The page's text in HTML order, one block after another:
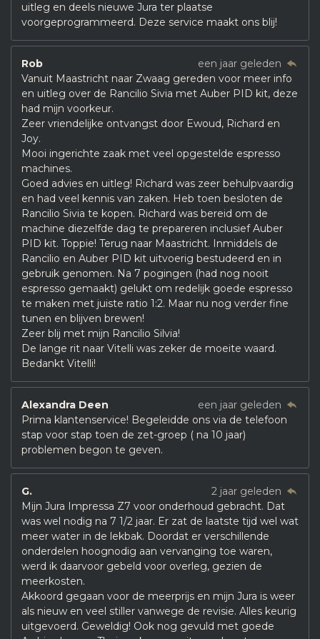
uitleg en deels nieuwe Jura ter plaatse
voorgeprogrammeerd. Deze service maakt ons blij!
Rob
een jaar geleden
Vanuit Maastricht naar Zwaag gereden voor meer info
en uitleg over de Rancilio Sivia met Auber PID kit, deze
had mijn voorkeur.
Zeer vriendelijke ontvangst door Ewoud, Richard en
Joy.
Mooi ingerichte zaak met veel opgestelde espresso
machines.
Goed advies en uitleg! Richard was zeer behulpvaardig
en had veel kennis van zaken. Heb toen besloten de
Rancilio Sivia te kopen. Richard was bereid om de
machine diezelfde dag te prepareren inclusief Auber
PID kit. Toppie! Terug naar Maastricht. Inmiddels de
Rancilio en Auber PID kit uitvoerig bestudeerd en in
gebruik genomen. Na 7 pogingen (had nog nooit
espresso gemaakt) gelukt om redelijk goede espresso
te maken met juiste ratio 1:2. Maar nu nog verder fine
tunen en blijven brewen!
Zeer blij met mijn Rancilio Silvia!
De lange rit naar Vitelli was zeker de moeite waard.
Bedankt Vitelli!
Alexandra Deen
een jaar geleden
Prima klantenservice! Begeleidde ons via de telefoon
stap voor stap toen de zet-groep ( na 10 jaar)
problemen begon te geven.
G.
2 jaar geleden
Mijn Jura Impressa Z7 voor onderhoud gebracht. Dat
was wel nodig na 7 1/2 jaar. Er zat de laatste tijd wel wat
meer water in de lekbak. Doordat er verschillende
onderdelen hoognodig aan vervanging toe waren,
werd ik daarvoor gebeld voor overleg, gezien de
meerkosten.
Akkoord gegaan voor de meerprijs en mijn Jura is weer
als nieuw en veel stiller vanwege de revisie. Alles keurig
uitgevoerd. Geweldig! Ook nog gevuld met goede